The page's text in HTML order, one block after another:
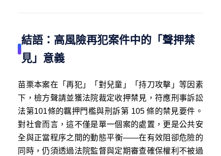
結語：高風險再犯案件中的「聲押禁
見」意義
苗栗本案在「再犯」「對兒童」「持刀攻擊」等因素
下，檢方聲請並獲法院裁定收押禁見，符應刑事訴訟
法第101條的羈押門檻與刑訴第 105 條的禁見要件。
對社會而言，這不僅是單一個案的處置，更是公共安
全與正當程序之間的動態平衡——在有效阻卻危險的
同時，仍須透過法院監督與定期審查確保權利不被過